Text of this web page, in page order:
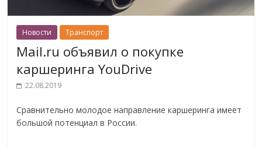
Новости Транспорт
Mail.ru объявил о покупке
каршеринга YouDrive
22.08.2019
Сравнительно молодое направление каршеринга имеет
большой потенциал в России.